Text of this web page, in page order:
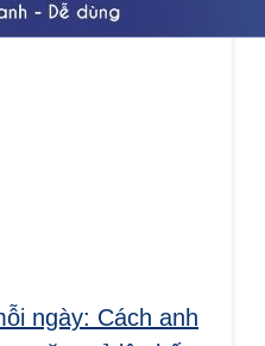
ngày: Cách anh